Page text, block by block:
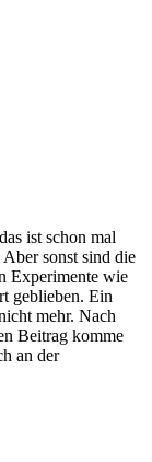
ist schon mal
sonst sind die
Experimente wie
geblieben. Ein
mehr. Nach
Beitrag komme
an der